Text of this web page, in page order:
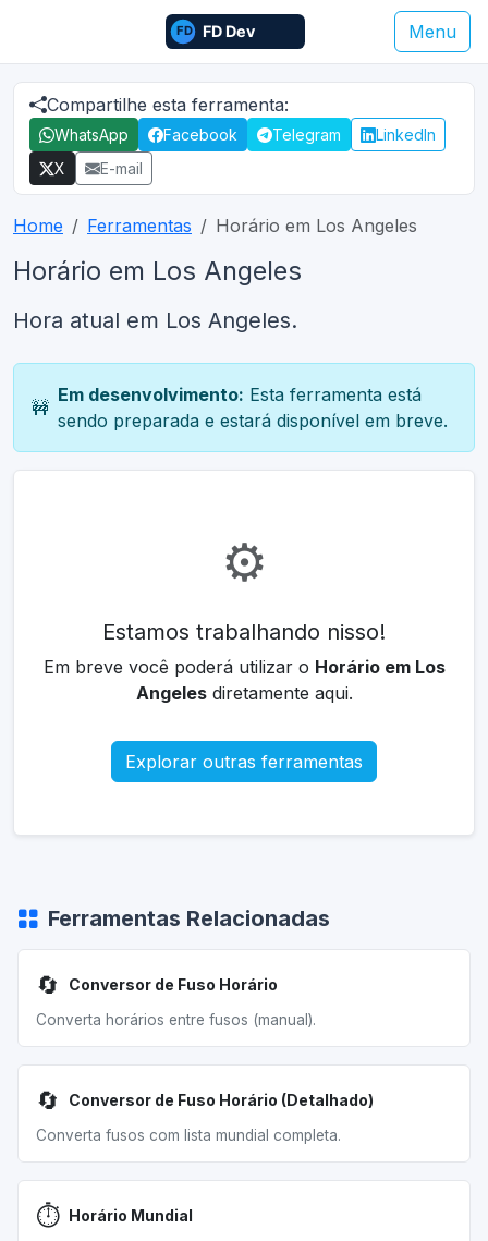
Menu
Compartilhe esta ferramenta:
WhatsApp Facebook Telegram
LinkedIn
X
E-mail
Home Ferramentas Horário em Los Angeles
Horário em Los Angeles
Hora atual em Los Angeles.
🚧
Em desenvolvimento: Esta ferramenta está
sendo preparada e estará disponível em breve.
⚙️
Estamos trabalhando nisso!
Em breve você poderá utilizar o Horário em Los
Angelesdiretamente aqui.
Explorar outras ferramentas
Ferramentas Relacionadas
🔄 Conversor de Fuso Horário
Converta horários entre fusos (manual).
🔄 Conversor de Fuso Horário (Detalhado)
Converta fusos com lista mundial completa.
⏱️ Horário Mundial